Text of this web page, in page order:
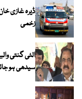
زخمی
الٹی گنتی
سیدھی ہو